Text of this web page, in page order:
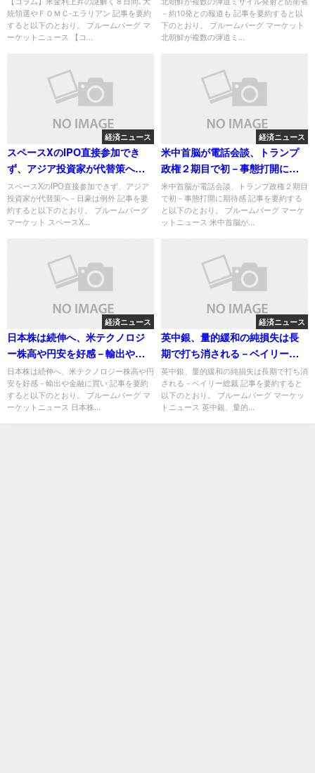
統領選やＦＯＭＣ-エラリアン 記事を要約
すると以下のとおり。 ブルームバーグ マ
ーケットニュース 【コ...
－約10発との報道も 記事を要約すると以
下のとおり。 ブルームバーグ マーケット
北朝鮮が複数の弾道ミ...
経済ニュース
スペースXのIPO直接参加でき
ず、アジア投資家が代替策へ－
日豪は例外
スペースXのIPO直接参加できず、アジア
投資家が代替策へ－日豪は例外 記事を要
約すると以下のとおり。 ブルームバーグ
マーケット スペースX...
経済ニュース
米中首脳が電話会談、トランプ
政権２期目で初－事態打開に期
待感
米中首脳が電話会談、トランプ政権２期目
で初－事態打開に期待感 記事を要約する
と以下のとおり。 ブルームバーグ マーケ
ットニュース 米中首脳が...
経済ニュース
日本株は続伸へ、米テクノロジ
ー株高や円安を好感－輸出や金
融に買い
日本株は続伸へ、米テクノロジー株高や円
安を好感－輸出や金融に買い 記事を要約
すると以下のとおり。 ブルームバーグ マ
ーケットニュース 日本株...
経済ニュース
英中銀、量的緩和の純損失は長
期で打ち消される－ベイリー総
裁
英中銀、量的緩和の純損失は長期で打ち消
される－ベイリー総裁 記事を要約すると
以下のとおり。 ブルームバーグ マーケッ
トニュース 英中銀、量的...